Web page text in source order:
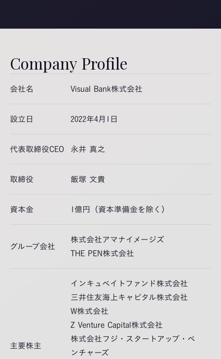
Company Profile
会社名 Visual Bank株式会社
設立日 2022年4月1日
代表取締役CEO 永井 真之
取締役 飯塚 文貴
資本金 1億円（資本準備金を除く）
グループ会社
株式会社アマナイメージズ
THE PEN株式会社
主要株主
インキュベイトファンド株式会社
三井住友海上キャピタル株式会社
W株式会社
Z Venture Capital株式会社
株式会社フジ・スタートアップ・ベ
ンチャーズ